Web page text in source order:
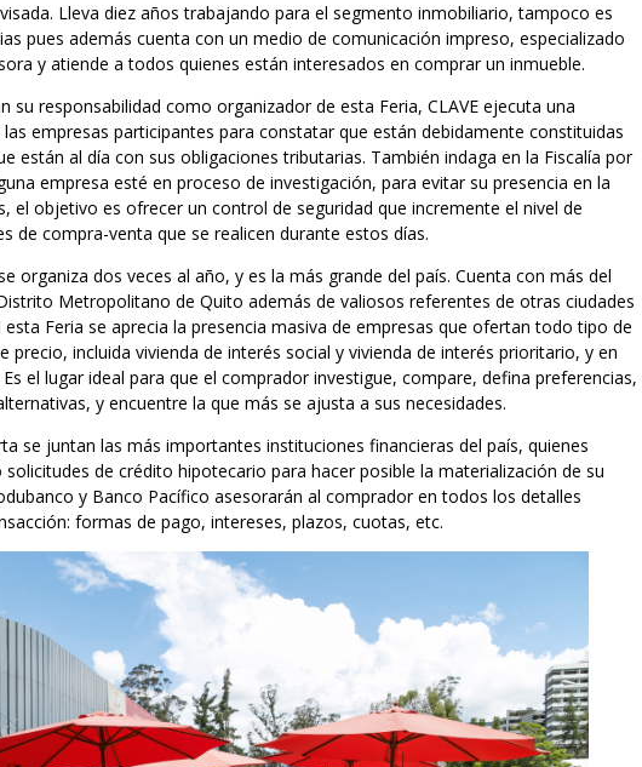
Lleva diez años trabajando para el segmento inmobiliario, tampoco es
pues además cuenta con un medio de comunicación impreso, especializado
y atiende a todos quienes están interesados en comprar un inmueble.
su responsabilidad como organizador de esta Feria, CLAVE ejecuta una
empresas participantes para constatar que están debidamente constituidas
están al día con sus obligaciones tributarias. También indaga en la Fiscalía por
empresa esté en proceso de investigación, para evitar su presencia en la
el objetivo es ofrecer un control de seguridad que incremente el nivel de
de compra-venta que se realicen durante estos días.
se organiza dos veces al año, y es la más grande del país. Cuenta con más del
Metropolitano de Quito además de valiosos referentes de otras ciudades
Feria se aprecia la presencia masiva de empresas que ofertan todo tipo de
precio, incluida vivienda de interés social y vivienda de interés prioritario, y en
el lugar ideal para que el comprador investigue, compare, defina preferencias,
y encuentre la que más se ajusta a sus necesidades.
se juntan las más importantes instituciones financieras del país, quienes
de crédito hipotecario para hacer posible la materialización de su
y Banco Pacífico asesorarán al comprador en todos los detalles
formas de pago, intereses, plazos, cuotas, etc.